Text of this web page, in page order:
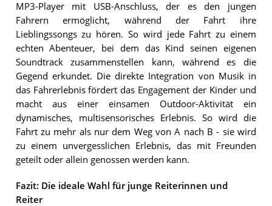
MP3-Player mit USB-Anschluss, der es den jungen
Fahrern ermöglicht, während der Fahrt ihre
Lieblingssongs zu hören. So wird jede Fahrt zu einem
echten Abenteuer, bei dem das Kind seinen eigenen
Soundtrack zusammenstellen kann, während es die
Gegend erkundet. Die direkte Integration von Musik in
das Fahrerlebnis fördert das Engagement der Kinder und
macht aus einer einsamen Outdoor-Aktivität ein
dynamisches, multisensorisches Erlebnis. So wird die
Fahrt zu mehr als nur dem Weg von A nach B - sie wird
zu einem unvergesslichen Erlebnis, das mit Freunden
geteilt oder allein genossen werden kann.
Fazit: Die ideale Wahl für junge Reiterinnen und
Reiter